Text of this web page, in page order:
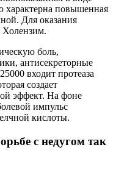
характерна повышенная
Для оказания
Холензим.
боль,
антисекреторные
входит протеаза
создает
эффект. На фоне
импульс
кислоты.
с недугом так